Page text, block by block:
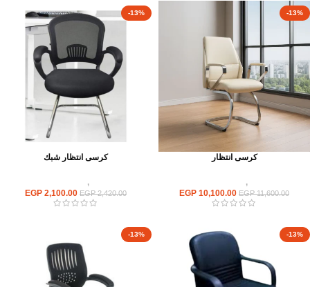
-13%
كرسى انتظار
,
EGP11,600.00
EGP 10,100.00
-13%
كرسى انتظار شبك
,
EGP2,420.00
EGP 2,100.00
-13%
-13%